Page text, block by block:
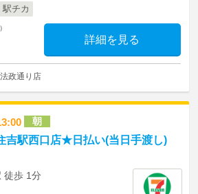
駅チカ
詳細を見る
政通り店
朝
吉駅西口店★日払い(当日手渡し)
徒歩 1分